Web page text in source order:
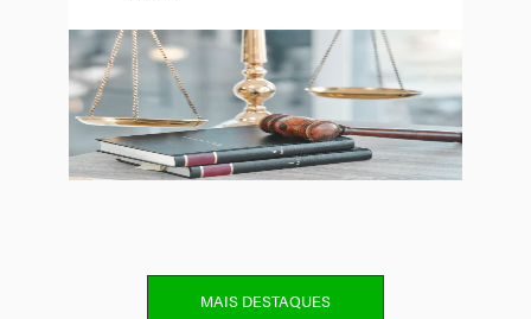
MAIS DESTAQUES